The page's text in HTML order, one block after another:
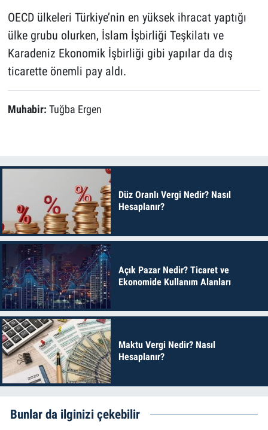
OECD ülkeleri Türkiye’nin en yüksek ihracat yaptığı
ülke grubu olurken, İslam İşbirliği Teşkilatı ve
Karadeniz Ekonomik İşbirliği gibi yapılar da dış
ticarette önemli pay aldı.
Muhabir: Tuğba Ergen
Düz Oranlı Vergi Nedir? Nasıl
Hesaplanır?
Açık Pazar Nedir? Ticaret ve
Ekonomide Kullanım Alanları
Maktu Vergi Nedir? Nasıl
Hesaplanır?
Bunlar da ilginizi çekebilir